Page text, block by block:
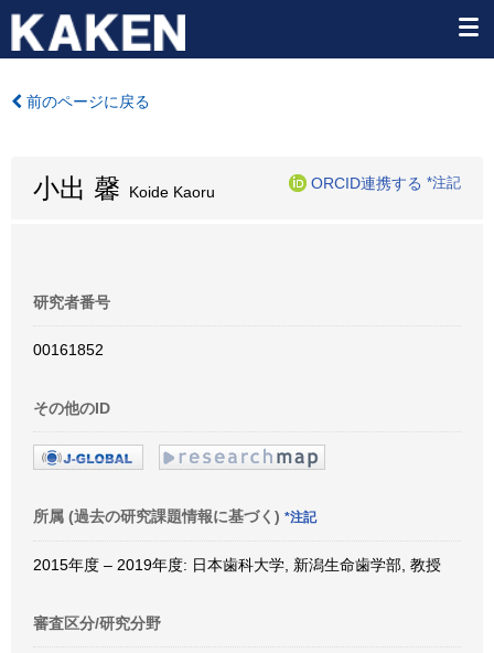
前のページに戻る
小出 馨 Koide Kaoru
ORCID連携する *注記
研究者番号
00161852
その他のID
所属 (過去の研究課題情報に基づく) *注記
2015年度 – 2019年度: 日本歯科大学, 新潟生命歯学部, 教授
審査区分/研究分野